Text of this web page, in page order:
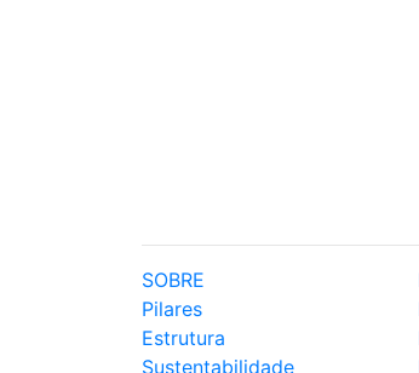
SOBRE
Pilares
Estrutura
Sustentabilidade